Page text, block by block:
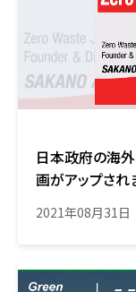
日本政府の海
画がアップされ
2021年08月31日